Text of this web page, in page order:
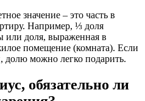
значение – это часть в
Например, ⅓ доля
или доля, выраженная в
помещение (комната). Если
долю можно легко подарить.
обязательно ли